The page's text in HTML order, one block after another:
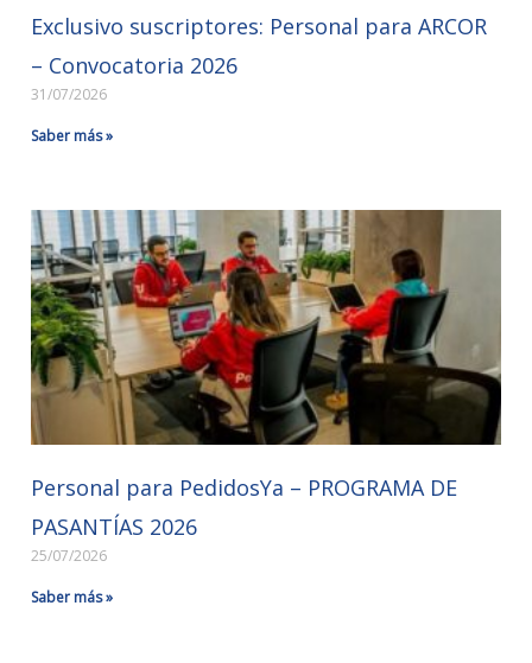
Exclusivo suscriptores: Personal para ARCOR
– Convocatoria 2026
31/07/2026
Saber más »
Personal para PedidosYa – PROGRAMA DE
PASANTÍAS 2026
25/07/2026
Saber más »